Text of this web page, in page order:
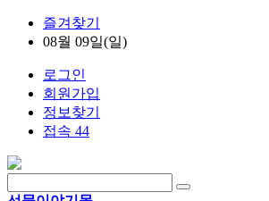
즐겨찾기
08월 09일(일)
로그인
회원가입
정보찾기
접속 44